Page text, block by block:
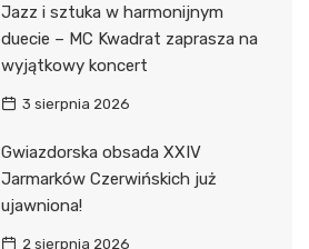
Jazz i sztuka w harmonijnym
duecie – MC Kwadrat zaprasza na
wyjątkowy koncert
3 sierpnia 2026
Gwiazdorska obsada XXIV
Jarmarków Czerwińskich już
ujawniona!
2 sierpnia 2026